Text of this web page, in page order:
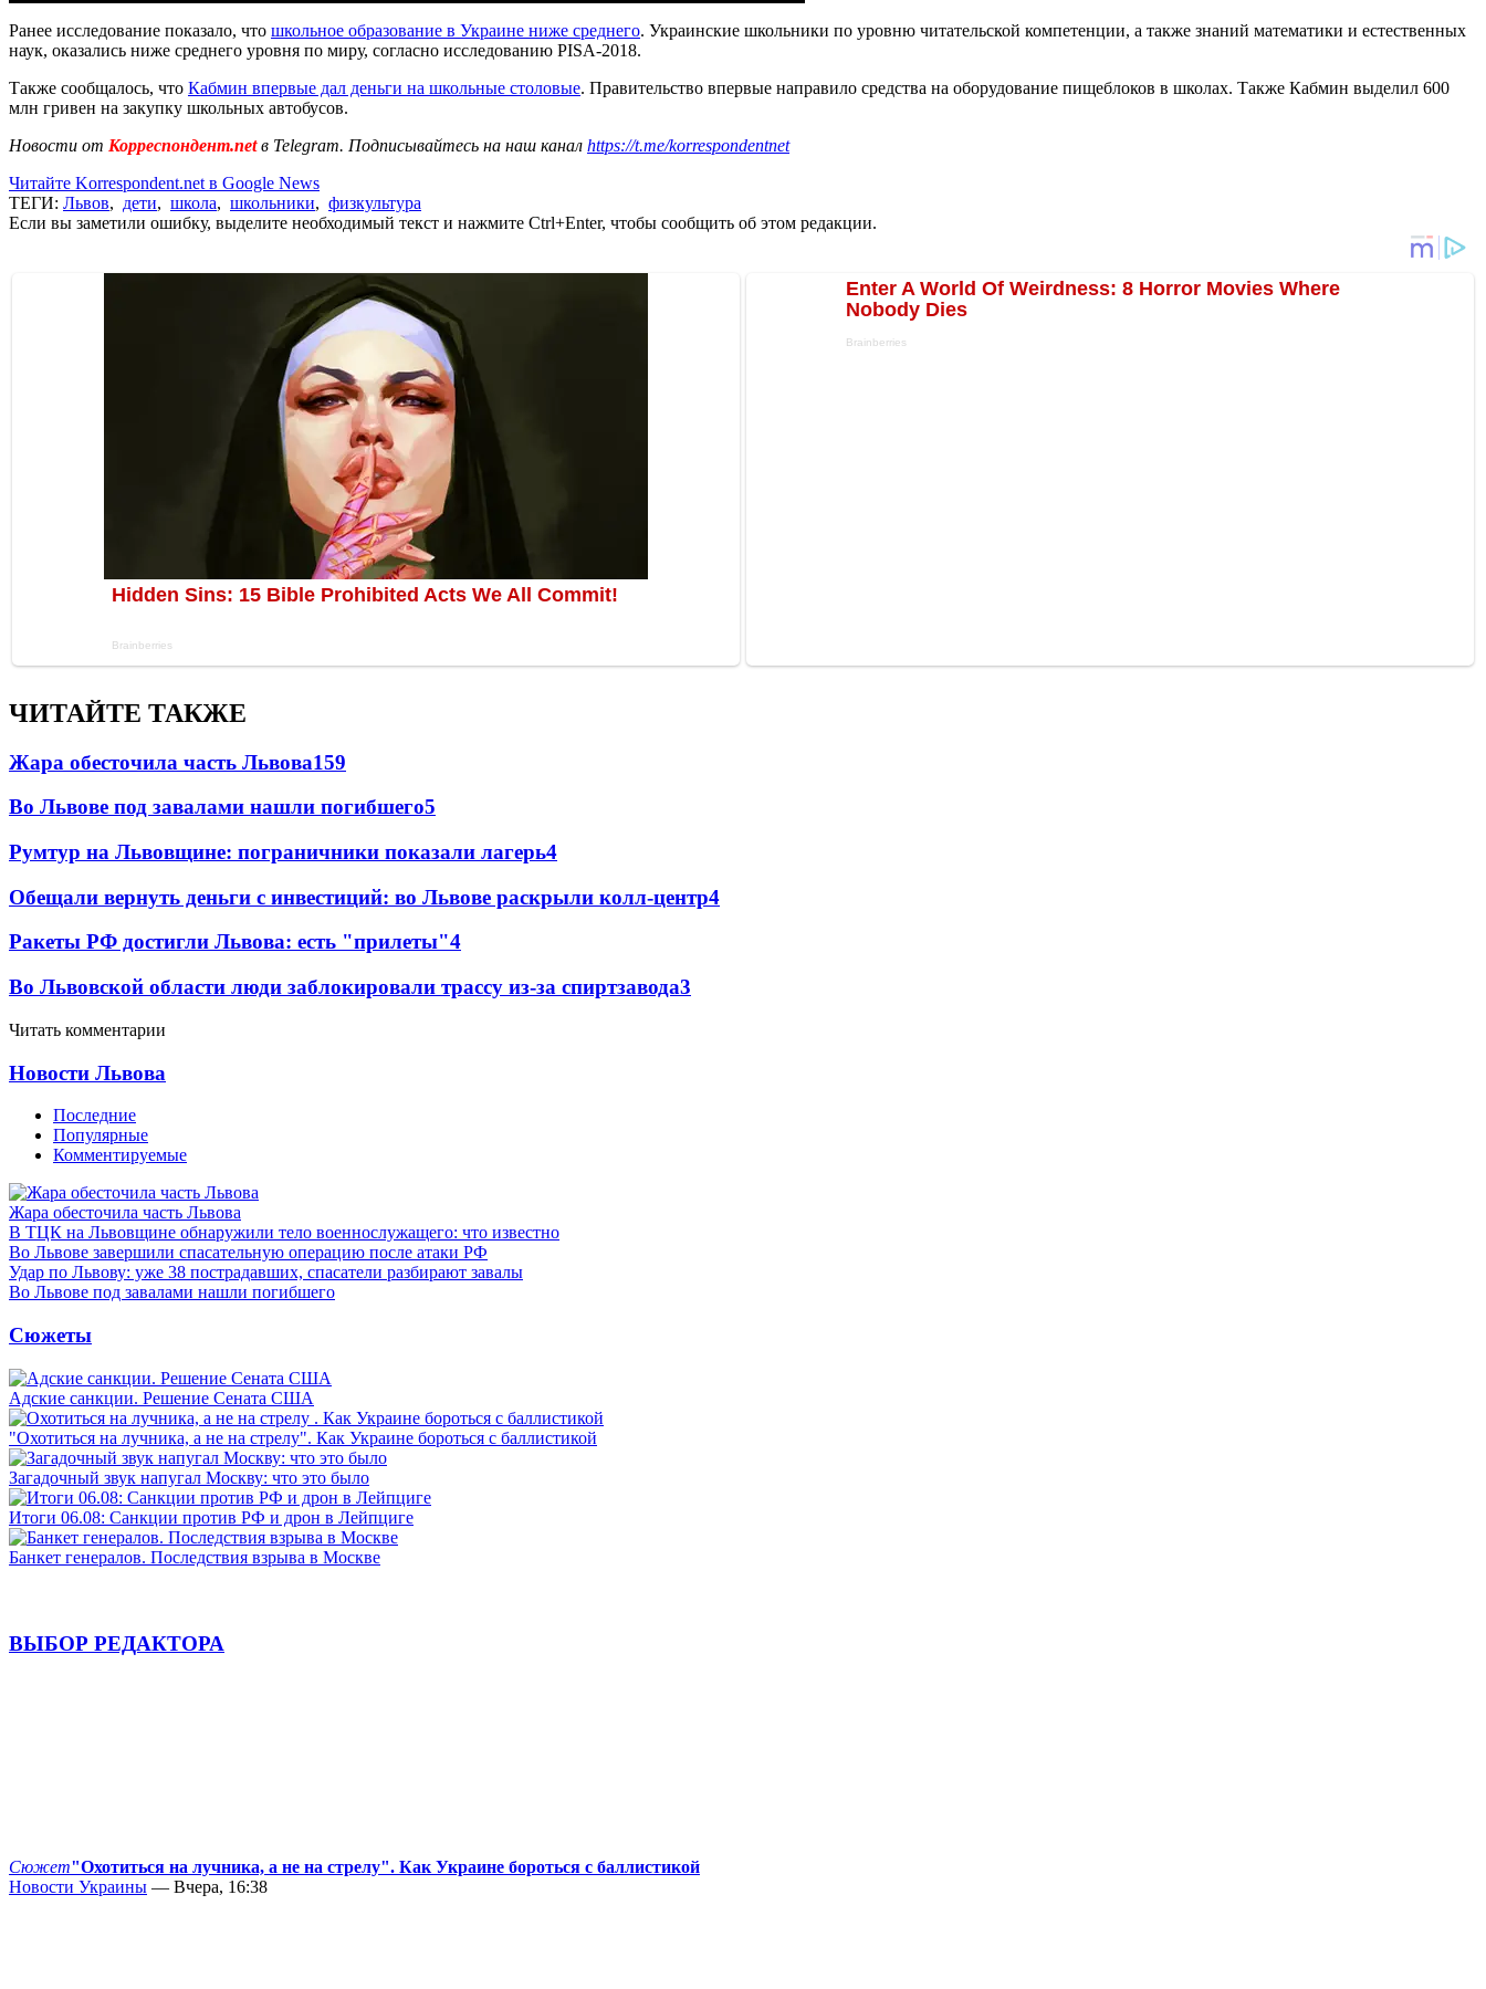
Ранее исследование показало, что школьное образование в Украине ниже среднего. Украинские школьники по уровню читательской компетенции, а также знаний математики и естественных
наук, оказались ниже среднего уровня по миру, согласно исследованию PISA-2018.
Также сообщалось, что Кабмин впервые дал деньги на школьные столовые. Правительство впервые направило средства на оборудование пищеблоков в школах. Также Кабмин выделил 600
млн гривен на закупку школьных автобусов.
Новости от Корреспондент.netв Telegram. Подписывайтесь на наш канал https://t.me/korrespondentnet
Читайте Korrespondent.net в Google News
ТЕГИ: Львов, дети, школа, школьники, физкультура
Если вы заметили ошибку, выделите необходимый текст и нажмите Ctrl+Enter, чтобы сообщить об этом редакции.
ЧИТАЙТЕ ТАКЖЕ
Жара обесточила часть Львова159
Во Львове под завалами нашли погибшего5
Румтур на Львовщине: пограничники показали лагерь4
Обещали вернуть деньги с инвестиций: во Львове раскрыли колл-центр4
Ракеты РФ достигли Львова: есть "прилеты"4
Во Львовской области люди заблокировали трассу из-за спиртзавода3
Читать комментарии
Новости Львова
Последние
Популярные
Комментируемые
Жара обесточила часть Львова
В ТЦК на Львовщине обнаружили тело военнослужащего: что известно
Во Львове завершили спасательную операцию после атаки РФ
Удар по Львову: уже 38 пострадавших, спасатели разбирают завалы
Во Львове под завалами нашли погибшего
Сюжеты
Адские санкции. Решение Сената США
"Охотиться на лучника, а не на стрелу". Как Украине бороться с баллистикой
Загадочный звук напугал Москву: что это было
Итоги 06.08: Санкции против РФ и дрон в Лейпциге
Банкет генералов. Последствия взрыва в Москве
ВЫБОР РЕДАКТОРА
Сюжет"Охотиться на лучника, а не на стрелу". Как Украине бороться с баллистикой
Новости Украины — Вчера, 16:38